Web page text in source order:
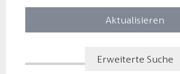
Aktualisieren
Erweiterte Suche